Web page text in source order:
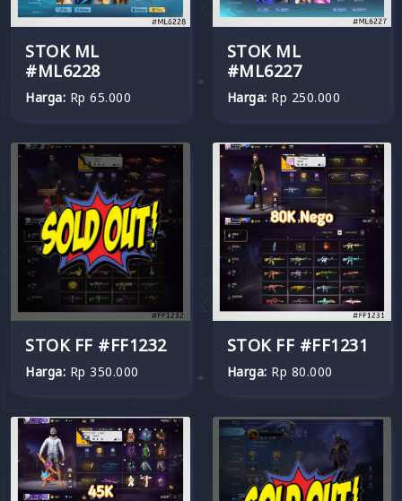
STOK ML
#ML6228
Harga: Rp 65.000
STOK ML
#ML6227
Harga: Rp 250.000
STOK FF #FF1232
Harga: Rp 350.000
STOK FF #FF1231
Harga: Rp 80.000